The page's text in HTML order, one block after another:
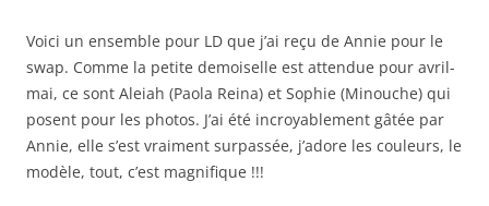
Voici un ensemble pour LD que j’ai reçu de Annie pour le
swap. Comme la petite demoiselle est attendue pour avril-
mai, ce sont Aleiah (Paola Reina) et Sophie (Minouche) qui
posent pour les photos. J’ai été incroyablement gâtée par
Annie, elle s’est vraiment surpassée, j’adore les couleurs, le
modèle, tout, c’est magnifique !!!